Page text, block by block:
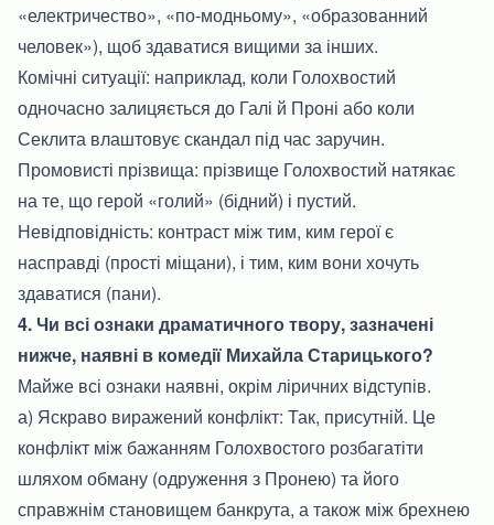
«електричество», «по-модньому», «образованний
человек»), щоб здаватися вищими за інших.
Комічні ситуації: наприклад, коли Голохвостий
одночасно залицяється до Галі й Проні або коли
Секлита влаштовує скандал під час заручин.
Промовисті прізвища: прізвище Голохвостий натякає
на те, що герой «голий» (бідний) і пустий.
Невідповідність: контраст між тим, ким герої є
насправді (прості міщани), і тим, ким вони хочуть
здаватися (пани).
4. Чи всі ознаки драматичного твору, зазначені
нижче, наявні в комедії Михайла Старицького?
Майже всі ознаки наявні, окрім ліричних відступів.
а) Яскраво виражений конфлікт: Так, присутній. Це
конфлікт між бажанням Голохвостого розбагатіти
шляхом обману (одруження з Пронею) та його
справжнім становищем банкрута, а також між брехнею